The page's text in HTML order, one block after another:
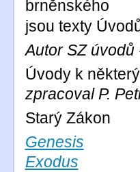
brněnského
jsou texty
Autor SZ
Úvody k
zpracoval P.
Starý Zákon
Genesis
Exodus